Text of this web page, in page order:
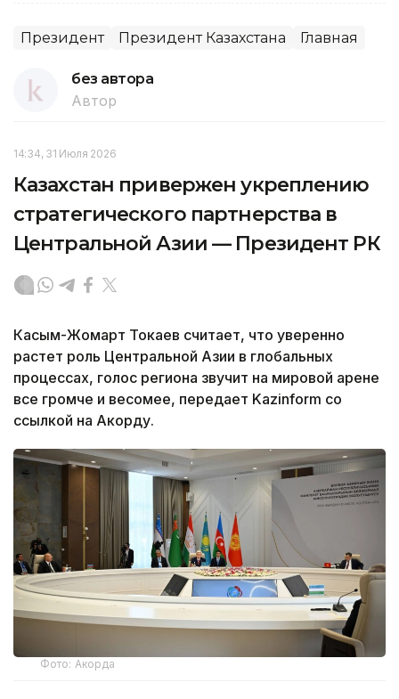
Президент Президент Казахстана Главная
без автора
Автор
14:34, 31 Июля 2026
Казахстан привержен укреплению
стратегического партнерства в
Центральной Азии — Президент РК
Касым-Жомарт Токаев считает, что уверенно
растет роль Центральной Азии в глобальных
процессах, голос региона звучит на мировой арене
все громче и весомее, передает Kazinform со
ссылкой на Акорду.
Фото: Акорда